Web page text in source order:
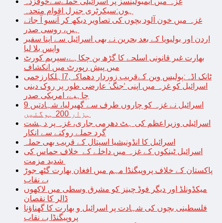
ہوں:سیکرٹری جنرل اقوام متحدہ
غزہ میں خون آلود بچوں کی تصاویر دیکھ کر آنسو آ جاتے
ہیں، روسی صدر
اردن اور بولیویا کے بعد بحرین نے بھی اسرائیل سے اپنا سفیر
واپس بلا لیا
بھارت غیر قانونی اسلحے کا گڑھ بن چکاہے،سپریم کورٹ
میں پیش رپورٹ میں انکشاف
ٹانک اڈہ:پولیس وین کےقریب زوردار دھماکہ,7اہلکارزخمی
اسرائیل کو غزہ میں اپنی ‘جنگ’ عارضی طور پر روک دینی
چاہیے، امریکی صدر
اسرائیل نے غزہ کو چاروں طرف سے گھیرلیا، شہادتیں 9
ہزار 200 ہوگئیں
اسرائیلی وزیراعظم کی ہٹ دھرمی جاری، غزہ پر دہشت
گرد حملے روکنے سے انکار
اسرائیل کا انڈونیشیا اسپتال کے قریب بھی حملہ
اسرائیل ٹینکوں کے غزہ میں داخلے کے خلاف حماس کی
پاکستان کے خلاف پروپیگنڈا مہم میں افغان بھارت گٹھ جوڑ
بے نقاب
میکڈونلڈ اور دیگر فوڈ چینز کو مشرق وسطی میں لاکھوں
ڈالر کا نقصان
فلسطینی بچوں کی شہادت پر اسرائیل و بھارت کا گھناؤنا
پروپیگنڈا بے نقاب